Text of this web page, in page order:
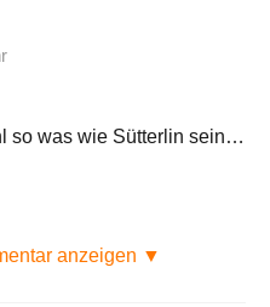
so was wie Sütterlin sein…
anzeigen ▼